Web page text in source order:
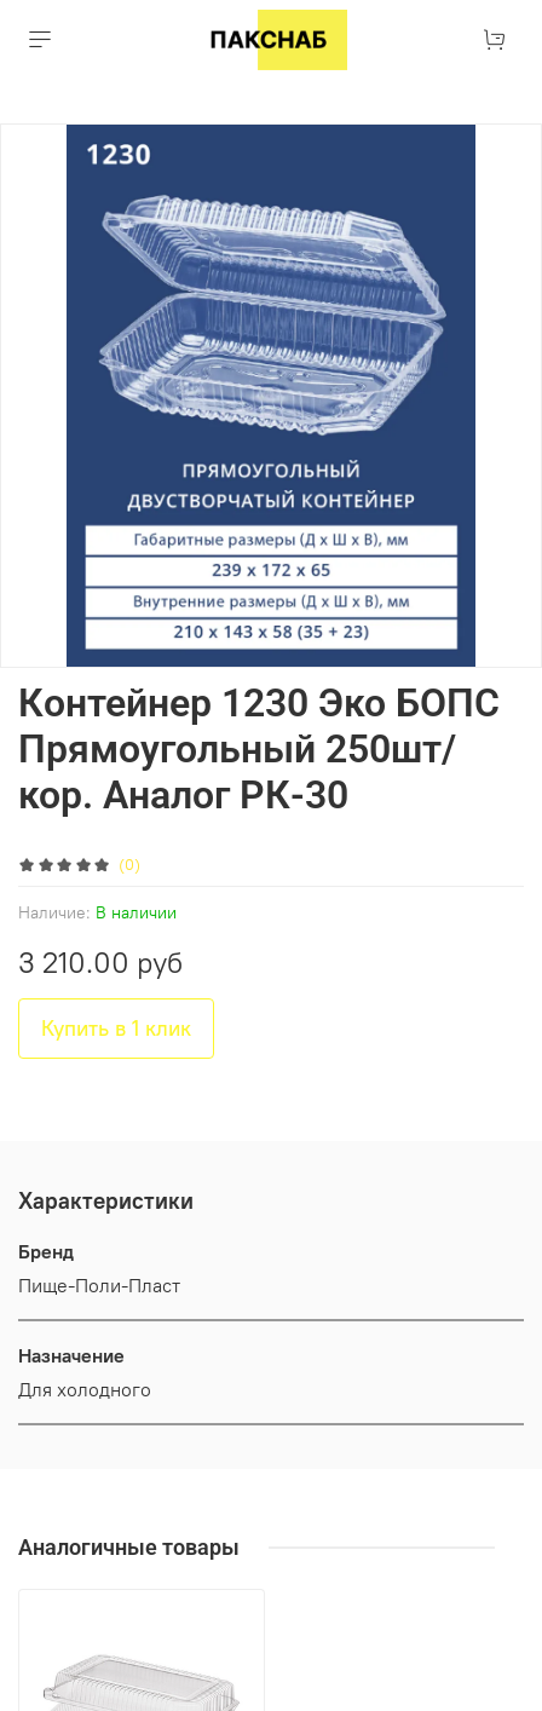
(0)
Наличие: В наличии
Контейнер 1230 Эко БОПС
Прямоугольный 250шт/
кор. Аналог РК-30
3 210.00 руб
Купить в 1 клик
Характеристики
Бренд
Пище-Поли-Пласт
Назначение
Для холодного
Аналогичные товары